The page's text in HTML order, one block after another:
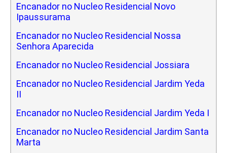
Encanador no Nucleo Residencial Novo
Ipaussurama
Encanador no Nucleo Residencial Nossa
Senhora Aparecida
Encanador no Nucleo Residencial Jossiara
Encanador no Nucleo Residencial Jardim Yeda
II
Encanador no Nucleo Residencial Jardim Yeda I
Encanador no Nucleo Residencial Jardim Santa
Marta